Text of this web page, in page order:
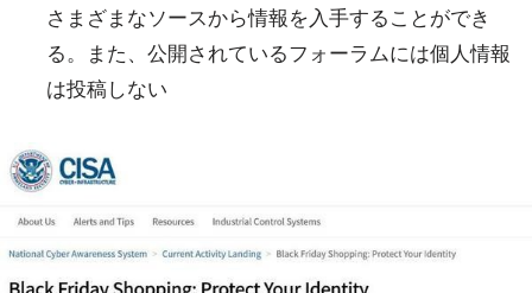
さまざまなソースから情報を入手することができ
る。また、公開されているフォーラムには個人情報
は投稿しない